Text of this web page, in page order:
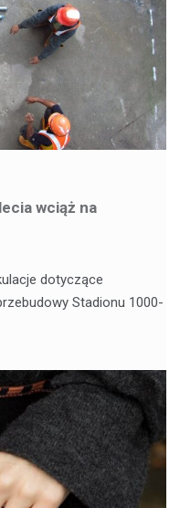
wciąż na
dotyczące
Stadionu 1000-